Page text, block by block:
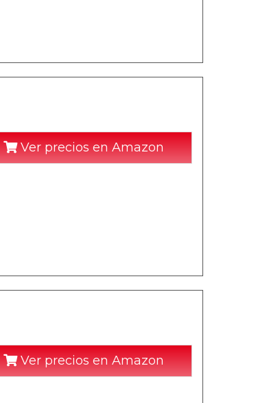
Ver precios en Amazon
Ver precios en Amazon